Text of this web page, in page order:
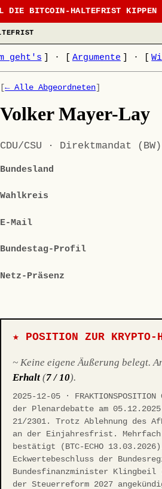
DIE BITCOIN-HALTEFRIST KIPPEN
geht's · Argumente ·
[← Alle Abgeordneten]
Volker Mayer-Lay
CDU/CSU · Direktmandat (BW)
Bundesland
Wahlkreis
E-Mail
Bundestag-Profil
Netz-Präsenz
★ POSITION ZUR KRYPTO-
~ Keine eigene Äußerung belegt.
Erhalt (7 / 10).
2025-12-05 ·
der Plenardebatte am
21/2301. Trotz Ablehnung des
an der Einjahresfrist. Mehrfach
bestätigt (BTC-ECHO
Eckwertebeschluss der
Bundesfinanzminister
der Steuerreform 2027